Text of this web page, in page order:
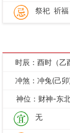
祭祀 祈福
时辰：酉时（乙
冲煞：冲兔(己
神位：财神-东
无